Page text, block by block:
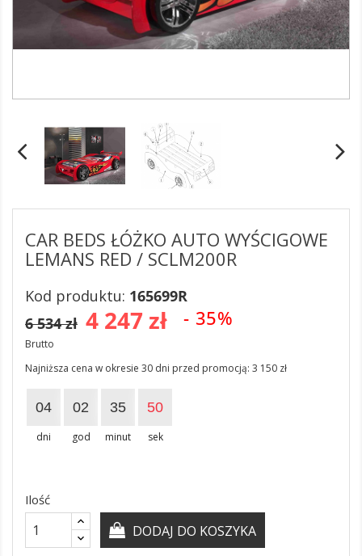
CAR BEDS ŁÓŻKO AUTO WYŚCIGOWE
LEMANS RED / SCLM200R
Kod produktu: 165699R
4 247 zł - 35%
6 534 zł
Brutto
Najniższa cena w okresie 30 dni przed promocją: 3 150 zł
04
dni
02
god
35
minut
50
sek
Ilość
DODAJ DO KOSZYKA